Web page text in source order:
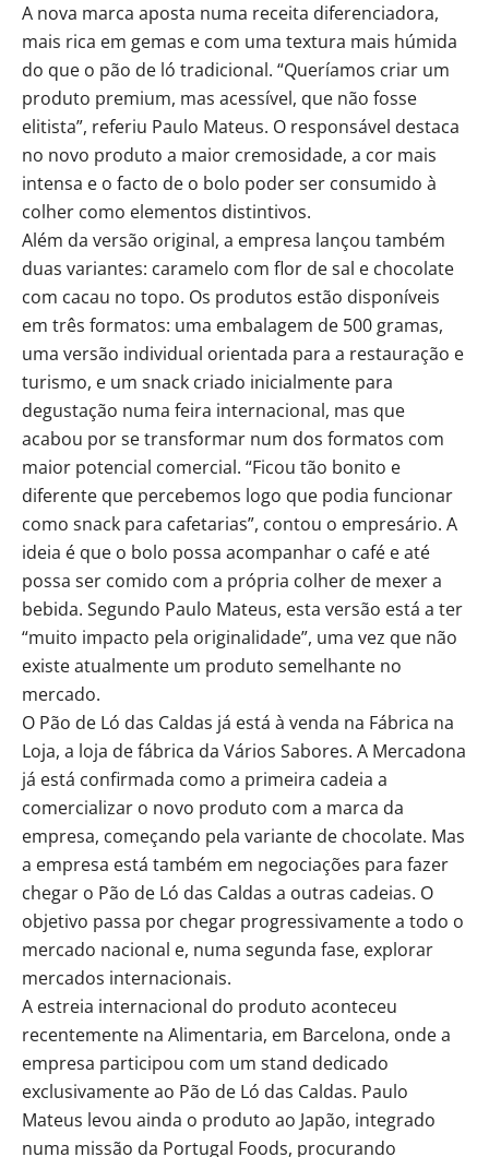
A nova marca aposta numa receita diferenciadora,
mais rica em gemas e com uma textura mais húmida
do que o pão de ló tradicional. “Queríamos criar um
produto premium, mas acessível, que não fosse
elitista”, referiu Paulo Mateus. O responsável destaca
no novo produto a maior cremosidade, a cor mais
intensa e o facto de o bolo poder ser consumido à
colher como elementos distintivos.
Além da versão original, a empresa lançou também
duas variantes: caramelo com flor de sal e chocolate
com cacau no topo. Os produtos estão disponíveis
em três formatos: uma embalagem de 500 gramas,
uma versão individual orientada para a restauração e
turismo, e um snack criado inicialmente para
degustação numa feira internacional, mas que
acabou por se transformar num dos formatos com
maior potencial comercial. “Ficou tão bonito e
diferente que percebemos logo que podia funcionar
como snack para cafetarias”, contou o empresário. A
ideia é que o bolo possa acompanhar o café e até
possa ser comido com a própria colher de mexer a
bebida. Segundo Paulo Mateus, esta versão está a ter
“muito impacto pela originalidade”, uma vez que não
existe atualmente um produto semelhante no
mercado.
O Pão de Ló das Caldas já está à venda na Fábrica na
Loja, a loja de fábrica da Vários Sabores. A Mercadona
já está confirmada como a primeira cadeia a
comercializar o novo produto com a marca da
empresa, começando pela variante de chocolate. Mas
a empresa está também em negociações para fazer
chegar o Pão de Ló das Caldas a outras cadeias. O
objetivo passa por chegar progressivamente a todo o
mercado nacional e, numa segunda fase, explorar
mercados internacionais.
A estreia internacional do produto aconteceu
recentemente na Alimentaria, em Barcelona, onde a
empresa participou com um stand dedicado
exclusivamente ao Pão de Ló das Caldas. Paulo
Mateus levou ainda o produto ao Japão, integrado
numa missão da Portugal Foods, procurando